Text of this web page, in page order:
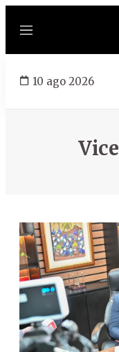
Menú
10 ago 2026